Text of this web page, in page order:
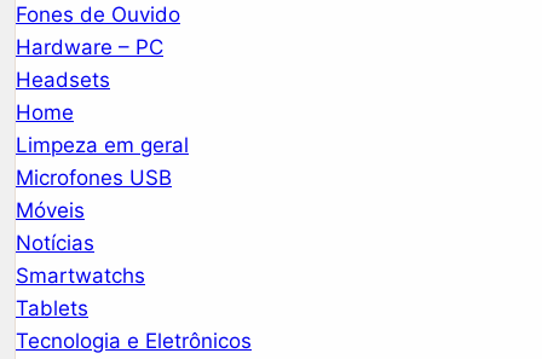
Fones de Ouvido
Hardware – PC
Headsets
Home
Limpeza em geral
Microfones USB
Móveis
Notícias
Smartwatchs
Tablets
Tecnologia e Eletrônicos